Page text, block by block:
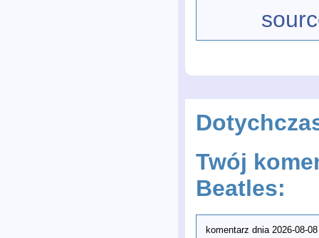
Twój
Beatles:
komentarz dnia 2026-08-